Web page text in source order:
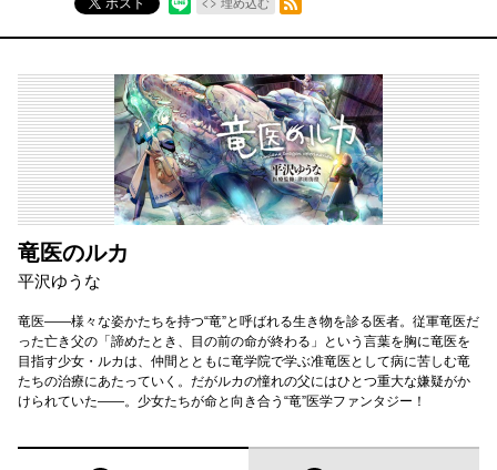
ポスト
埋め込む
竜医のルカ
平沢ゆうな
竜医――様々な姿かたちを持つ“竜”と呼ばれる生き物を診る医者。従軍竜医だ
った亡き父の「諦めたとき、目の前の命が終わる」という言葉を胸に竜医を
目指す少女・ルカは、仲間とともに竜学院で学ぶ准竜医として病に苦しむ竜
たちの治療にあたっていく。だがルカの憧れの父にはひとつ重大な嫌疑がか
けられていた――。少女たちが命と向き合う“竜”医学ファンタジー！